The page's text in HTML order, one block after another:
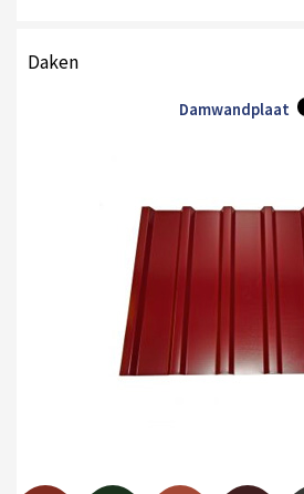
Daken
Damwandplaat